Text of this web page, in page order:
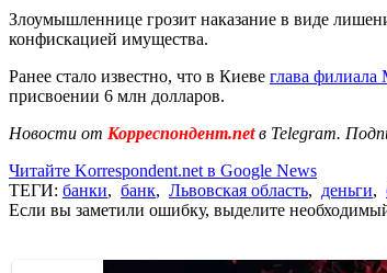
Злоумышленнице грозит наказание в виде
конфискацией имущества.
Ранее стало известно, что в Киеве глава филиала
присвоении 6 млн долларов.
Новости от Корреспондент.netв Telegram.
Читайте Korrespondent.net в Google News
ТЕГИ: банки, банк, Львовская область, деньги,
Если вы заметили ошибку, выделите